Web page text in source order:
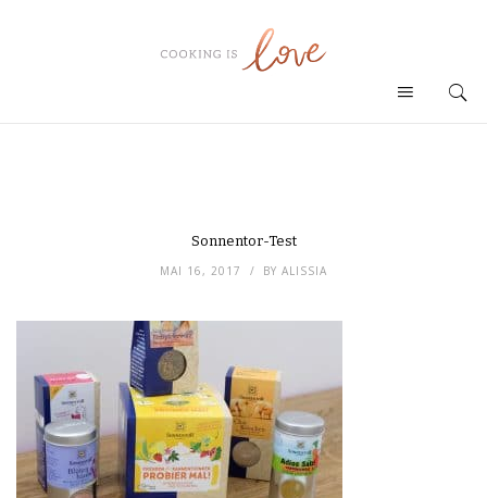
Sonnentor-Test
MAI 16, 2017 BY ALISSIA